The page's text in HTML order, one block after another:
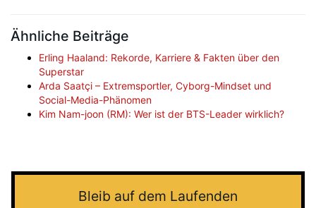
Ähnliche Beiträge
Erling Haaland: Rekorde, Karriere & Fakten über den
Superstar
Arda Saatçi – Extremsportler, Cyborg-Mindset und
Social-Media-Phänomen
Kim Nam-joon (RM): Wer ist der BTS-Leader wirklich?
Bleib auf dem Laufenden